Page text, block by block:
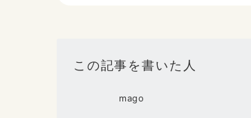
この記事を書いた人
mago